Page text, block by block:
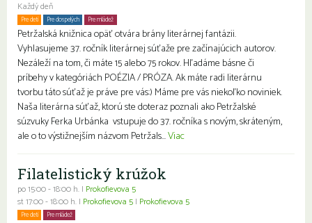
Každý deň
Pre deti Pre dospelých Pre mládež
Petržalská knižnica opäť otvára brány literárnej fantázii.
Vyhlasujeme 37. ročník literárnej súťaže pre začínajúcich autorov.
Nezáleží na tom, či máte 15 alebo 75 rokov. Hľadáme básne či
príbehy v kategóriách POÉZIA / PRÓZA. Ak máte radi literárnu
tvorbu táto súťaž je práve pre vás:) Máme pre vás niekoľko noviniek.
Naša literárna súťaž, ktorú ste doteraz poznali ako Petržalské
súzvuky Ferka Urbánka vstupuje do 37. ročníka s novým, skráteným,
ale o to výstižnejším názvom Petržals...Viac
Filatelistický krúžok
po 15:00 - 18:00 h. | Prokofievova 5
st 17:00 - 18:00 h. | Prokofievova 5 | Prokofievova 5
Pre deti Pre mládež